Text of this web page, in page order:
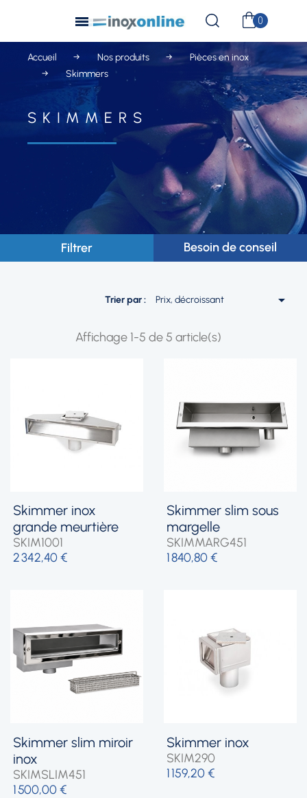
Accueil Nos produits
Pièces en inox
Skimmers
SKIMMERS
Filtrer Besoin de conseil
Trier par : Prix, décroissant 
Affichage 1-5 de 5 article(s)
skimmer inox
grande meurtière
SKIM1001
2 342,40 €
skimmer slim sous
margelle
SKIMMARG451
1 840,80 €
skimmer slim miroir
inox
SKIMSLIM451
1 500,00 €
skimmer inox
SKIM290
1 159,20 €